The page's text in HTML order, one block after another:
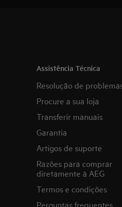
Assistência Técnica
Resolução de
Procure a sua loja
Transferir manuais
Garantia
Artigos de suporte
Razões para comprar
diretamente à AEG
Termos e condições
Perguntas frequentes